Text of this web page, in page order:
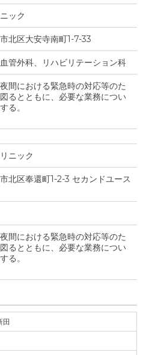
ック
北区大安寺南町1-7-33
管外科、リハビリテーション科
間における緊急時の対応等のた
るとともに、必要な業務につい
る。
ニック
北区奉還町1-2-3 セカンドユース
間における緊急時の対応等のた
るとともに、必要な業務につい
る。
田